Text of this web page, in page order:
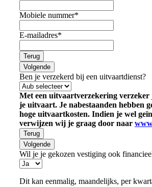
Mobiele nummer*
E-mailadres*
Terug
Volgende
Ben je verzekerd bij een uitvaartdienst?
Met een uitvaartverzekering verzeker
je uitvaart. Je nabestaanden hebben
hoge uitvaartkosten. Indien je wel
verwijzen wij je graag door naar
Terug
Volgende
Wil je je gekozen vestiging ook
Dit kan eenmalig, maandelijks, per